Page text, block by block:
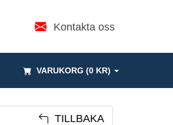
Kontakta oss
VARUKORG (0 KR)
TILLBAKA